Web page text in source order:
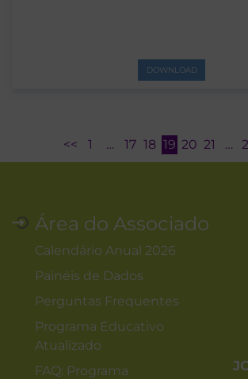
DOWNLOAD
<< 1 … 17 18 19 20 21 …
Área do Associado
Calendário Anual 2026
Painéis de Dados
Perguntas Frequentes
Programa Educativo
Atualizado
FAQ: Programa